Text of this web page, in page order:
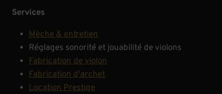
Services
Mèche & entretien
Réglages sonorité et jouabilité de violons
Fabrication de violon
Fabrication d'archet
Location Prestige